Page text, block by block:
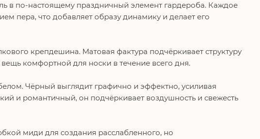
в по-настоящему праздничный элемент гардероба. Каждое
пера, что добавляет образу динамику и делает его
крепдешина. Матовая фактура подчёркивает структуру
вещь комфортной для носки в течение всего дня.
Чёрный выглядит графично и эффектно, усиливая
и романтичный, он подчёркивает воздушность и свежесть
миди для создания расслабленного, но